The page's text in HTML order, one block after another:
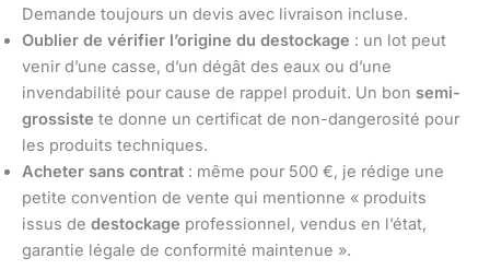
Demande toujours un devis avec livraison incluse.
Oublier de vérifier l’origine du destockage : un lot peut
venir d’une casse, d’un dégât des eaux ou d’une
invendabilité pour cause de rappel produit. Un bon semi-
grossiste te donne un certificat de non-dangerosité pour
les produits techniques.
Acheter sans contrat : même pour 500 €, je rédige une
petite convention de vente qui mentionne « produits
issus de destockage professionnel, vendus en l’état,
garantie légale de conformité maintenue ».